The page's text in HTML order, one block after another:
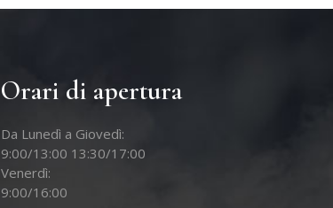
Orari di apertura
Da Lunedì a Giovedì:
9:00/13:00 13:30/17:00
Venerdì:
9:00/16:00